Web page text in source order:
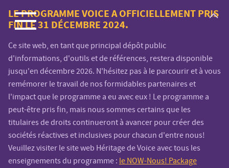
Voice.Global
website
LE PROGRAMME VOICE A OFFICIELLEMENT PRIS
FIN LE 31 DÉCEMBRE 2024.
Ce site web, en tant que principal dépôt public
d'informations, d'outils et de références, restera disponible
jusqu'en décembre 2026. N'hésitez pas à le parcourir et à vous
remémorer le travail de nos formidables partenaires et
l'impact que le programme a eu avec eux ! Le programme a
peut-être pris fin, mais nous sommes certains que les
titulaires de droits continueront à avancer pour créer des
sociétés réactives et inclusives pour chacun d'entre nous!
Veuillez visiter le site web Héritage de Voice avec tous les
enseignements du programme : le NOW-Nous! Package